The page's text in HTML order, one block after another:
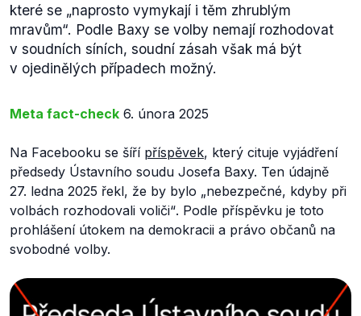
které se „naprosto vymykají i těm zhrublým
mravům“. Podle Baxy se volby nemají rozhodovat
v soudních síních, soudní zásah však má být
v ojedinělých případech možný.
Meta fact-check 6. února 2025
Na Facebooku se šíří příspěvek, který cituje vyjádření
předsedy Ústavního soudu Josefa Baxy. Ten údajně
27. ledna 2025 řekl, že by bylo „nebezpečné, kdyby při
volbách rozhodovali voliči“. Podle příspěvku je toto
prohlášení útokem na demokracii a právo občanů na
svobodné volby.